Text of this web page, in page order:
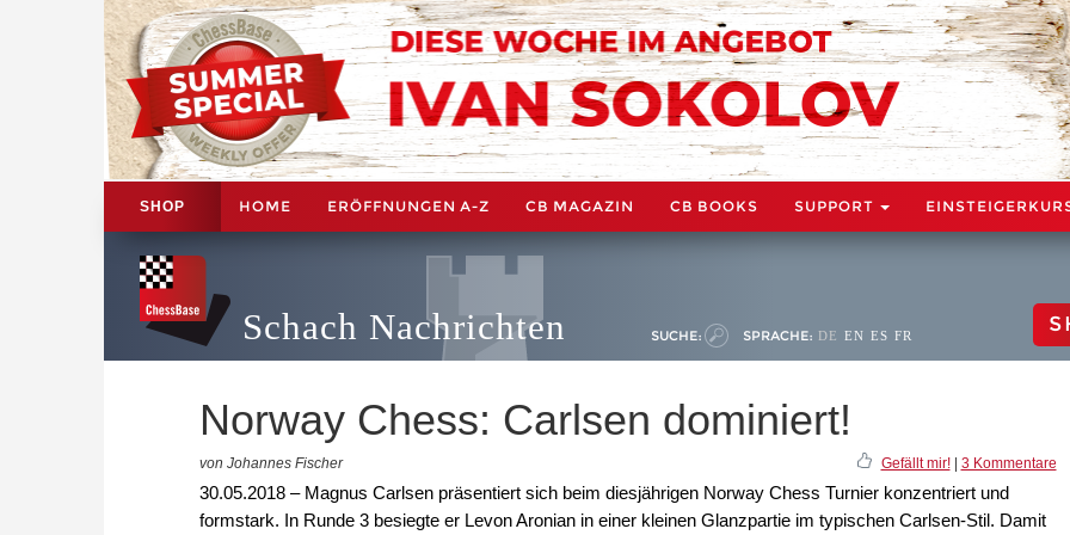
SHOP HOME ERÖFFNUNGEN A-Z CB MAGAZIN CB BOOKS SUPPORT
Schach Nachrichten SUCHE: SPRACHE: DE EN ES FR
Norway Chess: Carlsen dominiert!
von Johannes Fischer Gefällt mir!| 3 Kommentare
30.05.2018 – Magnus Carlsen präsentiert sich beim diesjährigen Norway Chess Turnier konzentriert und
formstark. In Runde 3 besiegte er Levon Aronian in einer kleinen Glanzpartie im typischen Carlsen-Stil. Damit